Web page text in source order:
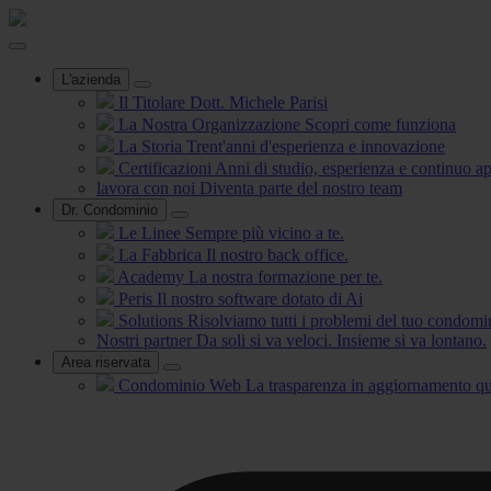
L'azienda
Il Titolare Dott. Michele Parisi
La Nostra Organizzazione Scopri come funziona
La Storia Trent'anni d'esperienza e innovazione
Certificazioni Anni di studio, esperienza e continuo
lavora con noi Diventa parte del nostro team
Dr. Condominio
Le Linee Sempre più vicino a te.
La Fabbrica Il nostro back office.
Academy La nostra formazione per te.
Peris Il nostro software dotato di Ai
Solutions Risolviamo tutti i problemi del tuo
Nostri partner Da soli si va veloci. Insieme si va lontano.
Area riservata
Condominio Web La trasparenza in aggiornamento